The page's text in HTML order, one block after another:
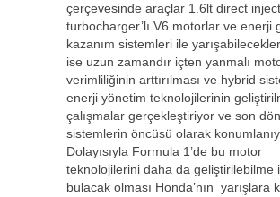
çerçevesinde araçlar 1.6lt direct
turbocharger’lı V6 motorlar ve enerji
kazanım sistemleri ile
ise uzun zamandır içten yanmalı
verimliliğinin arttırılması ve hybrid
enerji yönetim teknolojilerinin
çalışmalar gerçekleştiriyor ve son
sistemlerin öncüsü olarak
Dolayısıyla Formula 1’de bu motor
teknolojilerini daha da geliştirilebilme
bulacak olması Honda’nın yarışlara